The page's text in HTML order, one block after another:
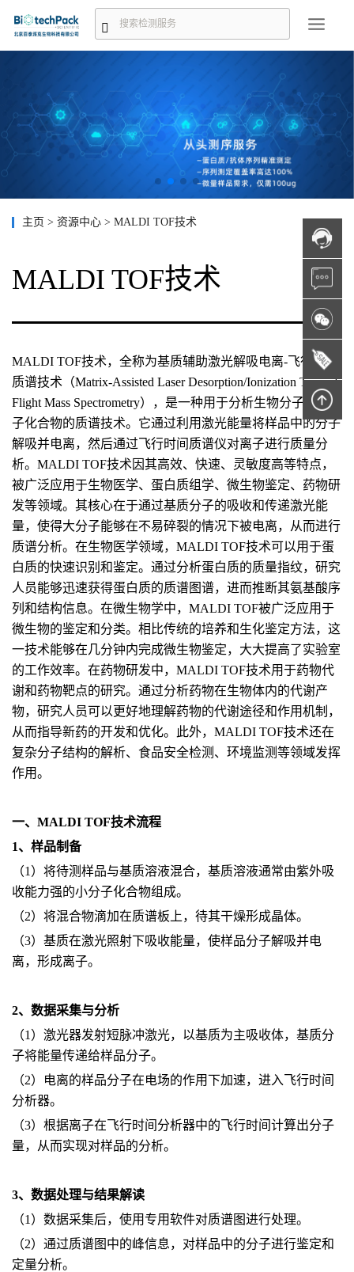
主页 > 资源中心 > MALDI TOF技术
MALDI TOF技术
MALDI TOF技术，全称为基质辅助激光解吸电离-飞行时间
质谱技术（Matrix-Assisted Laser Desorption/Ionization Time of
Flight Mass Spectrometry），是一种用于分析生物分子和大分
子化合物的质谱技术。它通过利用激光能量将样品中的分子
解吸并电离，然后通过飞行时间质谱仪对离子进行质量分
析。MALDI TOF技术因其高效、快速、灵敏度高等特点，
被广泛应用于生物医学、蛋白质组学、微生物鉴定、药物研
发等领域。其核心在于通过基质分子的吸收和传递激光能
量，使得大分子能够在不易碎裂的情况下被电离，从而进行
质谱分析。在生物医学领域，MALDI TOF技术可以用于蛋
白质的快速识别和鉴定。通过分析蛋白质的质量指纹，研究
人员能够迅速获得蛋白质的质谱图谱，进而推断其氨基酸序
列和结构信息。在微生物学中，MALDI TOF被广泛应用于
微生物的鉴定和分类。相比传统的培养和生化鉴定方法，这
一技术能够在几分钟内完成微生物鉴定，大大提高了实验室
的工作效率。在药物研发中，MALDI TOF技术用于药物代
谢和药物靶点的研究。通过分析药物在生物体内的代谢产
物，研究人员可以更好地理解药物的代谢途径和作用机制，
从而指导新药的开发和优化。此外，MALDI TOF技术还在
复杂分子结构的解析、食品安全检测、环境监测等领域发挥
作用。
一、MALDI TOF技术流程
1、样品制备
（1）将待测样品与基质溶液混合，基质溶液通常由紫外吸
收能力强的小分子化合物组成。
（2）将混合物滴加在质谱板上，待其干燥形成晶体。
（3）基质在激光照射下吸收能量，使样品分子解吸并电
离，形成离子。
2、数据采集与分析
（1）激光器发射短脉冲激光，以基质为主吸收体，基质分
子将能量传递给样品分子。
（2）电离的样品分子在电场的作用下加速，进入飞行时间
分析器。
（3）根据离子在飞行时间分析器中的飞行时间计算出分子
量，从而实现对样品的分析。
3、数据处理与结果解读
（1）数据采集后，使用专用软件对质谱图进行处理。
（2）通过质谱图中的峰信息，对样品中的分子进行鉴定和
定量分析。